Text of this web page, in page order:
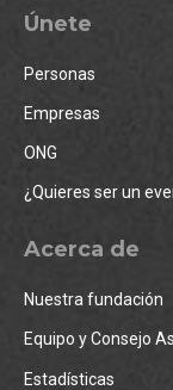
Únete
Personas
Empresas
ONG
¿Quieres ser un
Acerca de
Nuestra fundación
Equipo y Consejo
Estadísticas